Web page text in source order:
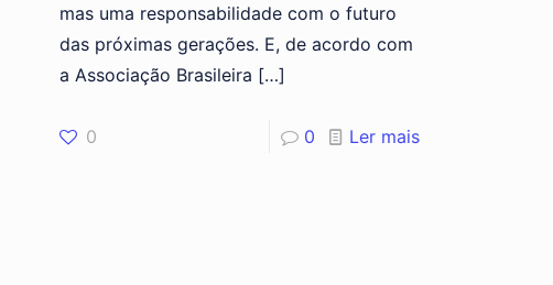
mas uma responsabilidade com o futuro
das próximas gerações. E, de acordo com
a Associação Brasileira […]
0 0 Ler mais